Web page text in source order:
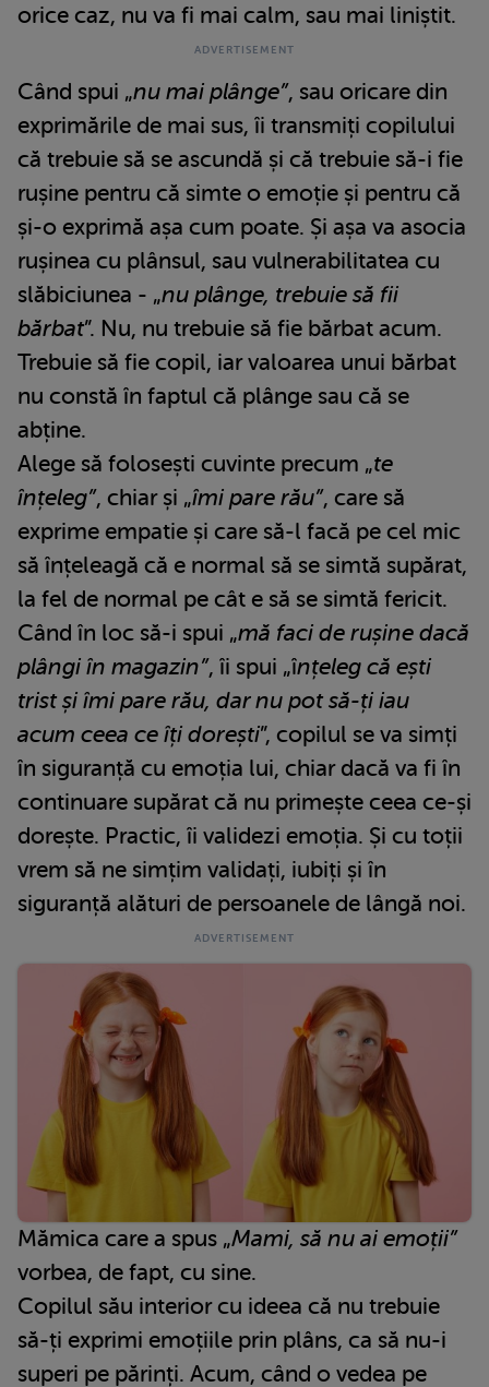
orice caz, nu va fi mai calm, sau mai liniștit.
Când spui „nu mai plânge”, sau oricare din
exprimările de mai sus, îi transmiți copilului
că trebuie să se ascundă și că trebuie să-i fie
rușine pentru că simte o emoție și pentru că
și-o exprimă așa cum poate. Și așa va asocia
rușinea cu plânsul, sau vulnerabilitatea cu
slăbiciunea - „nu plânge, trebuie să fii
bărbat”. Nu, nu trebuie să fie bărbat acum.
Trebuie să fie copil, iar valoarea unui bărbat
nu constă în faptul că plânge sau că se
abține.
Alege să folosești cuvinte precum „te
înțeleg”, chiar și „îmi pare rău”, care să
exprime empatie și care să-l facă pe cel mic
să înțeleagă că e normal să se simtă supărat,
la fel de normal pe cât e să se simtă fericit.
Când în loc să-i spui „mă faci de rușine dacă
plângi în magazin”, îi spui „înțeleg că ești
trist și îmi pare rău, dar nu pot să-ți iau
acum ceea ce îți dorești”, copilul se va simți
în siguranță cu emoția lui, chiar dacă va fi în
continuare supărat că nu primește ceea ce-și
dorește. Practic, îi validezi emoția. Și cu toții
vrem să ne simțim validați, iubiți și în
siguranță alături de persoanele de lângă noi.
Mămica care a spus „Mami, să nu ai emoții”
vorbea, de fapt, cu sine.
Copilul său interior cu ideea că nu trebuie
să-ți exprimi emoțiile prin plâns, ca să nu-i
superi pe părinți. Acum, când o vedea pe